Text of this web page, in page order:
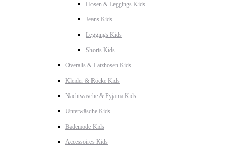
Hosen & Leggings Kids
Jeans Kids
Leggings Kids
Shorts Kids
Overalls & Latzhosen Kids
Kleider & Röcke Kids
Nachtwäsche & Pyjama Kids
Unterwäsche Kids
Bademode Kids
Accessoires Kids